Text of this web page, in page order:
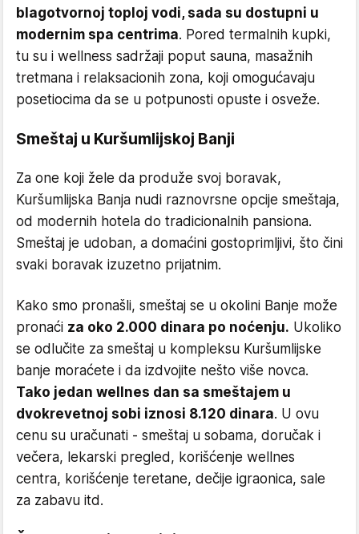
blagotvornoj toploj vodi, sada su dostupni u
modernim spa centrima. Pored termalnih kupki,
tu su i wellness sadržaji poput sauna, masažnih
tretmana i relaksacionih zona, koji omogućavaju
posetiocima da se u potpunosti opuste i osveže.
Smeštaj u Kuršumlijskoj Banji
Za one koji žele da produže svoj boravak,
Kuršumlijska Banja nudi raznovrsne opcije smeštaja,
od modernih hotela do tradicionalnih pansiona.
Smeštaj je udoban, a domaćini gostoprimljivi, što čini
svaki boravak izuzetno prijatnim.
Kako smo pronašli, smeštaj se u okolini Banje može
pronaći za oko 2.000 dinara po noćenju. Ukoliko
se odlučite za smeštaj u kompleksu Kuršumlijske
banje moraćete i da izdvojite nešto više novca.
Tako jedan wellnes dan sa smeštajem u
dvokrevetnoj sobi iznosi 8.120 dinara. U ovu
cenu su uračunati - smeštaj u sobama, doručak i
večera, lekarski pregled, korišćenje wellnes
centra, korišćenje teretane, dečije igraonica, sale
za zabavu itd.